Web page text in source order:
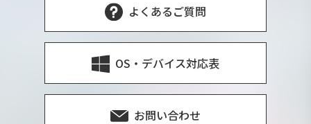
よくあるご質問
OS・デバイス対応表
お問い合わせ